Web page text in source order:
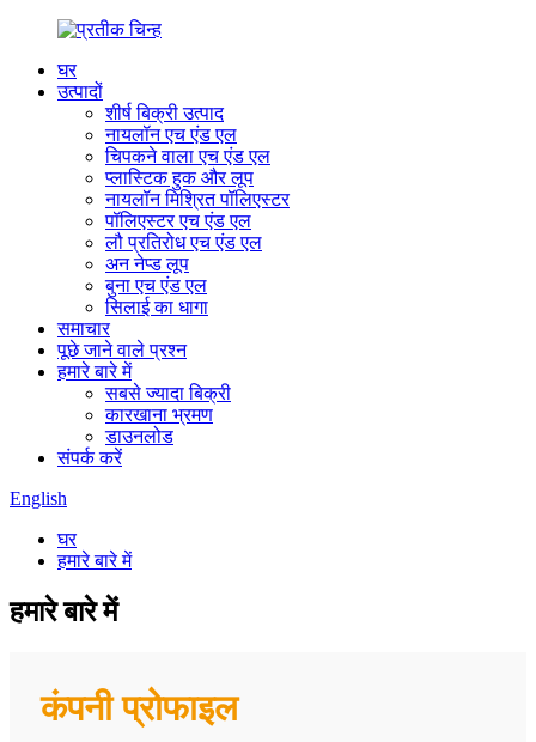
घर
उत्पादों
शीर्ष बिक्री उत्पाद
नायलॉन एच एंड एल
चिपकने वाला एच एंड एल
प्लास्टिक हुक और लूप
नायलॉन मिश्रित पॉलिएस्टर
पॉलिएस्टर एच एंड एल
लौ प्रतिरोध एच एंड एल
अन नेप्ड लूप
बुना एच एंड एल
सिलाई का धागा
समाचार
पूछे जाने वाले प्रश्न
हमारे बारे में
सबसे ज्यादा बिक्री
कारखाना भ्रमण
डाउनलोड
संपर्क करें
English
घर
हमारे बारे में
हमारे बारे में
कंपनी प्रोफाइल